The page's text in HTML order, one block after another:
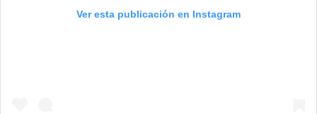
Ver esta publicación en Instagram